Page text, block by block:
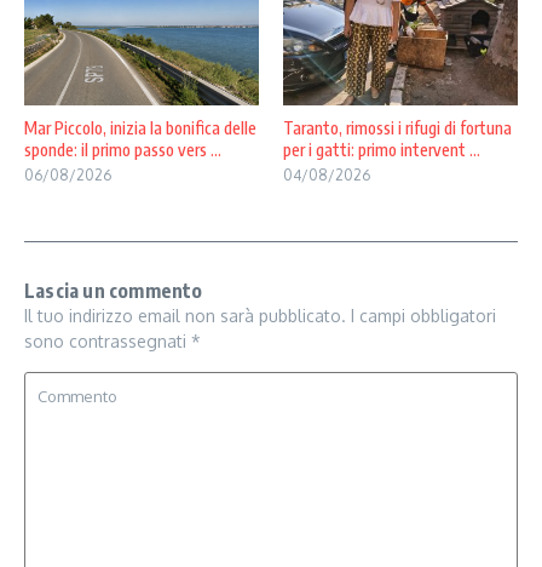
Mar Piccolo, inizia la bonifica delle
sponde: il primo passo vers ...
06/08/2026
Taranto, rimossi i rifugi di fortuna
per i gatti: primo intervent ...
04/08/2026
Lascia un commento
Il tuo indirizzo email non sarà pubblicato. I campi obbligatori
sono contrassegnati *